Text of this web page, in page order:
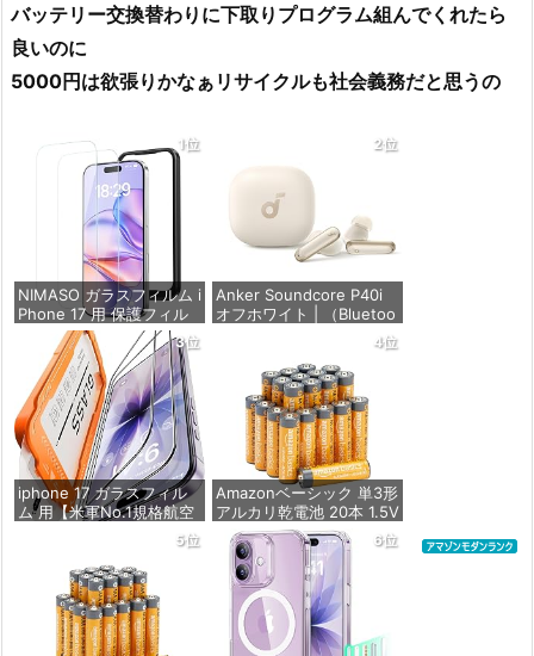
バッテリー交換替わりに下取りプログラム組んでくれたら
良いのに
5000円は欲張りかなぁリサイクルも社会義務だと思うの
1位
NIMASO ガラスフィルム i
Phone 17 用 保護フィル
ム 強化ガラス 耐衝撃 高
透過率 指紋防止 貼りやす
い ガイド枠付き | いPhon
e17 (6.3インチ) 対応 2枚
セット DSP25F1698
価格：¥1,357
2位
Anker Soundcore P40i
オフホワイト | （Bluetoo
th 5.3） 【完全ワイヤレ
スイヤホン/ウルトラノイ
ズキャンセリング 2.0 / マ
ルチポイント接続 / 最大6
0時間再生 / PSE技術基準
適合】
価格：¥7,990
3位
iphone 17 ガラスフィル
ム 用【米軍No.1規格航空
材料&独創的なガイド枠】
2枚セット 全面保護 最強
硬度10H 耐衝撃 | いphon
e17 保護フィルム 気泡な
し Zeniss 自動吸着 貼付
け簡単 iphone17フィルム
超クリア画
4位
Amazonベーシック 単3形
アルカリ乾電池 20本 1.5V
保存期限10年 液漏れ防止
価格：¥846
5位 6位